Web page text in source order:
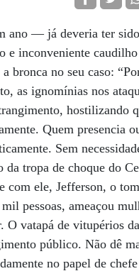
ano — já deveria ter
e inconveniente
bronca no seu caso:
as ignomínias nos
hostilizando
Quem presencia
Sem
tropa de choque do
ele, Jefferson, o
pessoas, ameaçou
O vatapá de vitupérios
público. Não dê
no papel de